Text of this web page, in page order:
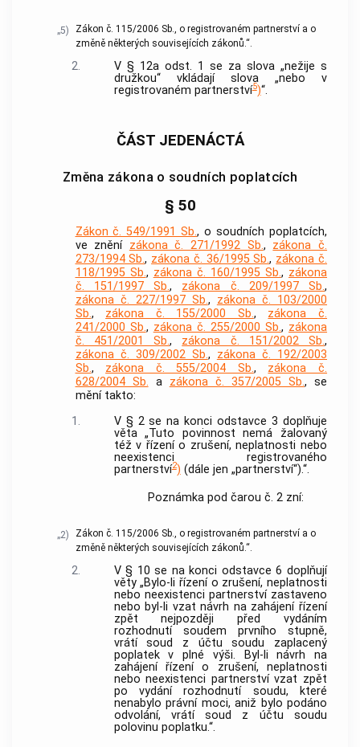
„5)
Zákon č. 115/2006 Sb., o registrovaném partnerství a o
změně některých souvisejících zákonů.“.
2.
V § 12a odst. 1 se za slova „nežije s
družkou“ vkládají slova „nebo v
registrovaném partnerství5)“.
ČÁST JEDENÁCTÁ
Změna zákona o soudních poplatcích
§ 50
Zákon č. 549/1991 Sb., o soudních poplatcích,
ve znění zákona č. 271/1992 Sb., zákona č.
273/1994 Sb., zákona č. 36/1995 Sb., zákona č.
118/1995 Sb., zákona č. 160/1995 Sb., zákona
č. 151/1997 Sb., zákona č. 209/1997 Sb.,
zákona č. 227/1997 Sb., zákona č. 103/2000
Sb., zákona č. 155/2000 Sb., zákona č.
241/2000 Sb., zákona č. 255/2000 Sb., zákona
č. 451/2001 Sb., zákona č. 151/2002 Sb.,
zákona č. 309/2002 Sb., zákona č. 192/2003
Sb., zákona č. 555/2004 Sb., zákona č.
628/2004 Sb. a zákona č. 357/2005 Sb., se
mění takto:
1.
V § 2 se na konci odstavce 3 doplňuje
věta „Tuto povinnost nemá žalovaný
též v řízení o zrušení, neplatnosti nebo
neexistenci registrovaného
partnerství2) (dále jen „partnerství“).“.
Poznámka pod čarou č. 2 zní:
„2)
Zákon č. 115/2006 Sb., o registrovaném partnerství a o
změně některých souvisejících zákonů.“.
2.
V § 10 se na konci odstavce 6 doplňují
věty „Bylo-li řízení o zrušení, neplatnosti
nebo neexistenci partnerství zastaveno
nebo byl-li vzat návrh na zahájení řízení
zpět nejpozději před vydáním
rozhodnutí soudem prvního stupně,
vrátí soud z účtu soudu zaplacený
poplatek v plné výši. Byl-li návrh na
zahájení řízení o zrušení, neplatnosti
nebo neexistenci partnerství vzat zpět
po vydání rozhodnutí soudu, které
nenabylo právní moci, aniž bylo podáno
odvolání, vrátí soud z účtu soudu
polovinu poplatku.“.